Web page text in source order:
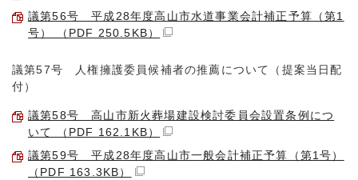
議第56号 平成28年度高山市水道事業会計補正予算（第1
号） （PDF 250.5KB）
議第57号 人権擁護委員候補者の推薦について（提案当日配
付）
議第58号 高山市新火葬場建設検討委員会設置条例につ
いて （PDF 162.1KB）
議第59号 平成28年度高山市一般会計補正予算（第1号）
（PDF 163.3KB）